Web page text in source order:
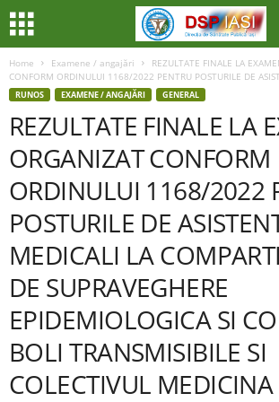
Home Examene / angajări
REZULTATE FINALE LA
CONFORM ORDINULUI 1168/2022 PENTRU POSTURILE DE
RUNOS EXAMENE / ANGAJĂRI GENERAL
REZULTATE FINALE LA
ORGANIZAT CONFORM
ORDINULUI 1168/2022
POSTURILE DE
MEDICALI LA
DE SUPRAVEGHERE
EPIDEMIOLOGICA SI
BOLI TRANSMISIBILE SI
COLECTIVUL